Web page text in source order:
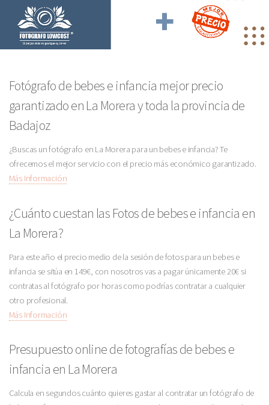
Fotógrafo de bebes e infancia mejor precio
garantizado en La Morera y toda la provincia de
Badajoz
¿Buscas un fotógrafo en La Morera para un bebes e infancia? Te
ofrecemos el mejor servicio con el precio más económico garantizado.
Más Información
¿Cuánto cuestan las Fotos de bebes e infancia en
La Morera?
Para este año el precio medio de la sesión de fotos para un bebes e
infancia se sitúa en 149€, con nosotros vas a pagar únicamente 20€ si
contratas al fotógrafo por horas como podrías contratar a cualquier
otro profesional.
Más Información
Presupuesto online de fotografías de bebes e
infancia en La Morera
Calcula en segundos cuánto quieres gastar al contratar un fotógrafo de